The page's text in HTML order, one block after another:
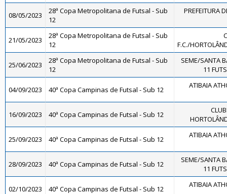
08/05/2023
28ª Copa Metropolitana de Futsal - Sub
12
PREFEITURA
21/05/2023
28ª Copa Metropolitana de Futsal - Sub
12
F.C./
25/06/2023
28ª Copa Metropolitana de Futsal - Sub
12
SEME/SANTA
11
04/09/2023 40ª Copa Campinas de Futsal - Sub 12 ATIBAIA
16/09/2023 40ª Copa Campinas de Futsal - Sub 12
25/09/2023 40ª Copa Campinas de Futsal - Sub 12 ATIBAIA
28/09/2023 40ª Copa Campinas de Futsal - Sub 12
SEME/SANTA
11
02/10/2023 40ª Copa Campinas de Futsal - Sub 12 ATIBAIA